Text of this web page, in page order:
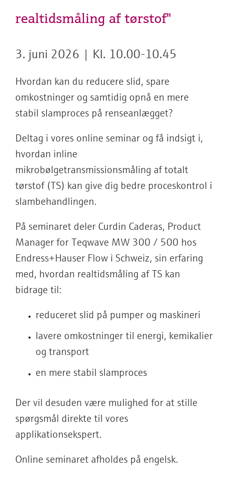
realtidsmåling af tørstof"
3. juni 2026 | Kl. 10.00-10.45
Hvordan kan du reducere slid, spare
omkostninger og samtidig opnå en mere
stabil slamproces på renseanlægget?
Deltag i vores online seminar og få indsigt i,
hvordan inline
mikrobølgetransmissionsmåling af totalt
tørstof (TS) kan give dig bedre proceskontrol i
slambehandlingen.
På seminaret deler Curdin Caderas, Product
Manager for Teqwave MW 300 / 500 hos
Endress+Hauser Flow i Schweiz, sin erfaring
med, hvordan realtidsmåling af TS kan
bidrage til:
reduceret slid på pumper og maskineri
lavere omkostninger til energi, kemikalier
og transport
en mere stabil slamproces
Der vil desuden være mulighed for at stille
spørgsmål direkte til vores
applikationsekspert.
Online seminaret afholdes på engelsk.